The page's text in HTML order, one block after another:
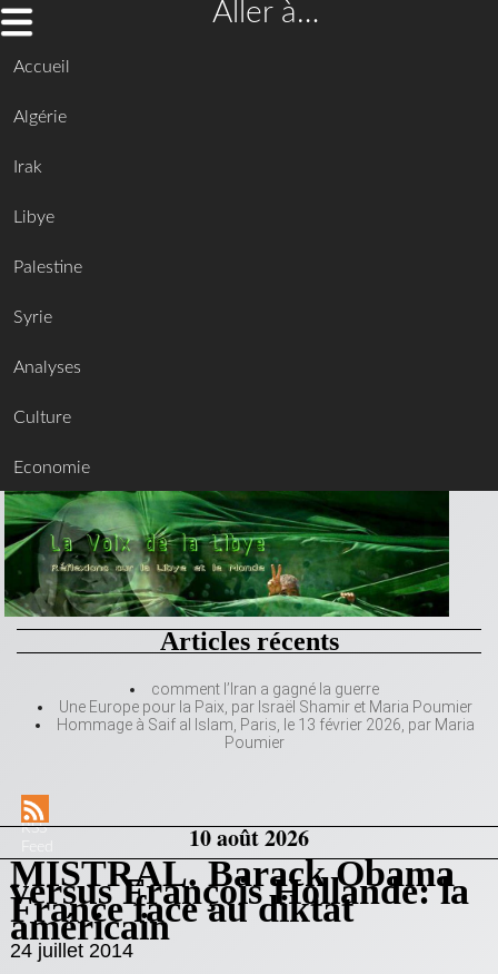
Aller à…
Accueil
Algérie
Irak
Libye
Palestine
Syrie
Analyses
Culture
Economie
Articles récents
comment l’Iran a gagné la guerre
Une Europe pour la Paix, par Israël Shamir et Maria Poumier
Hommage à Saif al Islam, Paris, le 13 février 2026, par Maria
Poumier
RSS
10 août 2026
MISTRAL. Barack Obama
versus François Hollande: la
France face au diktat
américain
24 juillet 2014